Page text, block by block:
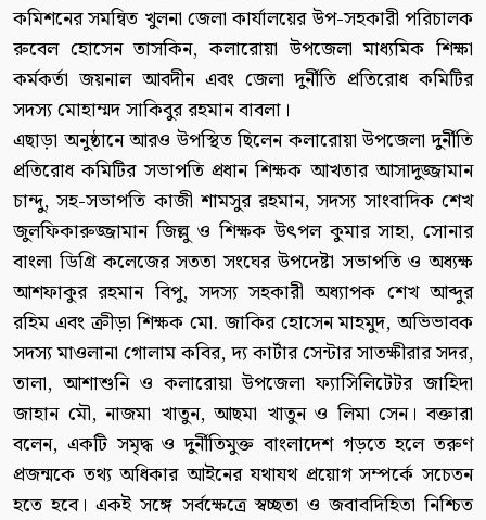
কমিশনের সমন্বিত খুলনা জেলা কার্যালয়ের উপ-সহকারী পরিচালক
রুবেল হোসেন তাসকিন, কলারোয়া উপজেলা মাধ্যমিক শিক্ষা
কর্মকর্তা জয়নাল আবদীন এবং জেলা দুর্নীতি প্রতিরোধ কমিটির
সদস্য মোহাম্মদ সাকিবুর রহমান বাবলা।
এছাড়া অনুষ্ঠানে আরও উপস্থিত ছিলেন কলারোয়া উপজেলা দুর্নীতি
প্রতিরোধ কমিটির সভাপতি প্রধান শিক্ষক আখতার আসাদুজ্জামান
চান্দু, সহ-সভাপতি কাজী শামসুর রহমান, সদস্য সাংবাদিক শেখ
জুলফিকারুজ্জামান জিল্লু ও শিক্ষক উৎপল কুমার সাহা, সোনার
বাংলা ডিগ্রি কলেজের সততা সংঘের উপদেষ্টা সভাপতি ও অধ্যক্ষ
আশফাকুর রহমান বিপু, সদস্য সহকারী অধ্যাপক শেখ আব্দুর
রহিম এবং ক্রীড়া শিক্ষক মো. জাকির হোসেন মাহমুদ, অভিভাবক
সদস্য মাওলানা গোলাম কবির, দ্য কার্টার সেন্টার সাতক্ষীরার সদর,
তালা, আশাশুনি ও কলারোয়া উপজেলা ফ্যাসিলিটেটর জাহিদা
জাহান মৌ, নাজমা খাতুন, আছমা খাতুন ও লিমা সেন। বক্তারা
বলেন, একটি সমৃদ্ধ ও দুর্নীতিমুক্ত বাংলাদেশ গড়তে হলে তরুণ
প্রজন্মকে তথ্য অধিকার আইনের যথাযথ প্রয়োগ সম্পর্কে সচেতন
হতে হবে। একই সঙ্গে সর্বক্ষেত্রে স্বচ্ছতা ও জবাবদিহিতা নিশ্চিত